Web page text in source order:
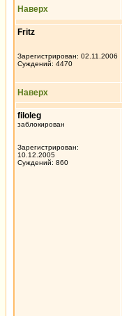
Наверх
Fritz
Зарегистрирован: 02.11.2006
Суждений: 4470
Наверх
filoleg
заблокирован
Зарегистрирован:
10.12.2005
Суждений: 860